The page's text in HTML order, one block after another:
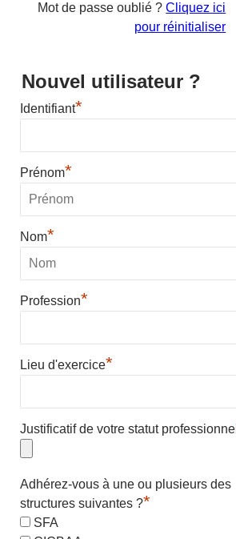
Mot de passe oublié ?Cliquez ici
pour réinitialiser
Nouvel utilisateur ?
Identifiant*
Prénom*
Nom*
Profession*
Lieu d'exercice*
Justificatif de votre statut professionnel
Adhérez-vous à une ou plusieurs des
structures suivantes ?*
SFA